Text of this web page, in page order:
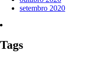
setembro 2020
Tags